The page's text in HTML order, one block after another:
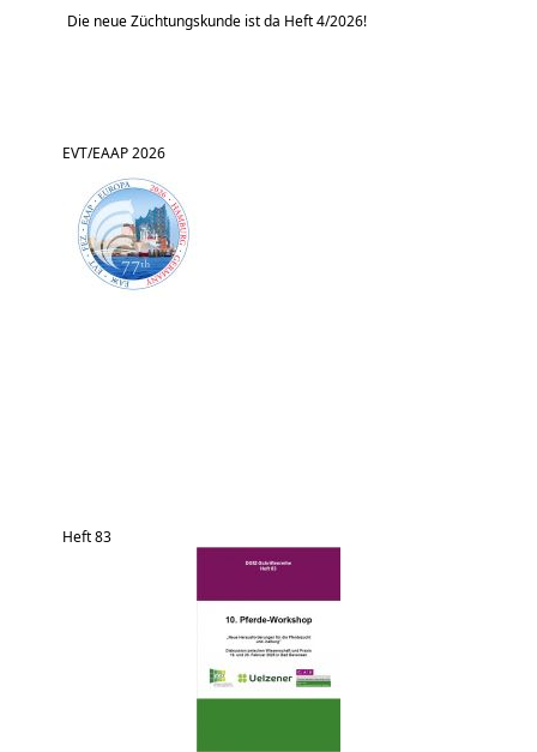
Die neue Züchtungskunde ist da Heft 4/2026!
EVT/EAAP 2026
Heft 83